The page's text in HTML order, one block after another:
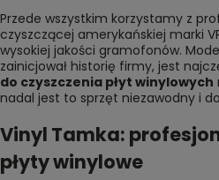
Przede wszystkim korzystamy z
czyszczącej amerykańskiej marki
wysokiej jakości gramofonów.
zainicjował historię firmy, jest
do czyszczenia płyt winylowych
nadal jest to sprzęt niezawodny i
Vinyl Tamka:
płyty winylowe